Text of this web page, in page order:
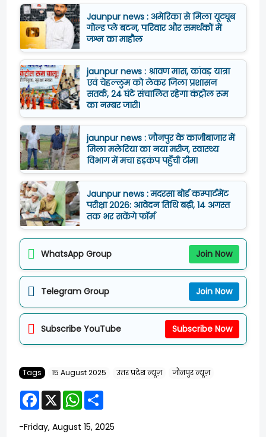
Jaunpur news : अमेरिका से मिला यूट्यूब
गोल्ड प्ले बटन, परिवार और समर्थकों में
जश्न का माहौल
jaunpur news : श्रावण मास, कांवड़ यात्रा
एवं चेहल्लुम को लेकर जिला प्रशासन
सतर्क, 24 घंटे संचालित रहेगा कंट्रोल रूम
का नम्बर जारी।
jaunpur news : जौनपुर के काजीबाजार में
मिला मलेरिया का नया मरीज, स्वास्थ्य
विभाग में मचा हड़कंप पहुँची टीम।
Jaunpur news : मदरसा बोर्ड कम्पार्टमेंट
परीक्षा 2026: आवेदन तिथि बढ़ी, 14 अगस्त
तक भर सकेंगे फॉर्म
WhatsApp Group Join Now
Telegram Group Join Now
Subscribe YouTube Subscribe Now
Tags 15 August 2025 उत्तर प्रदेश न्यूज़ जौनपुर न्यूज़
F
e
b
X
W
t
s
r
e
-Friday, August 15, 2025